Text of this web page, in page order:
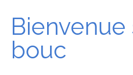
Bienvenue
bouc